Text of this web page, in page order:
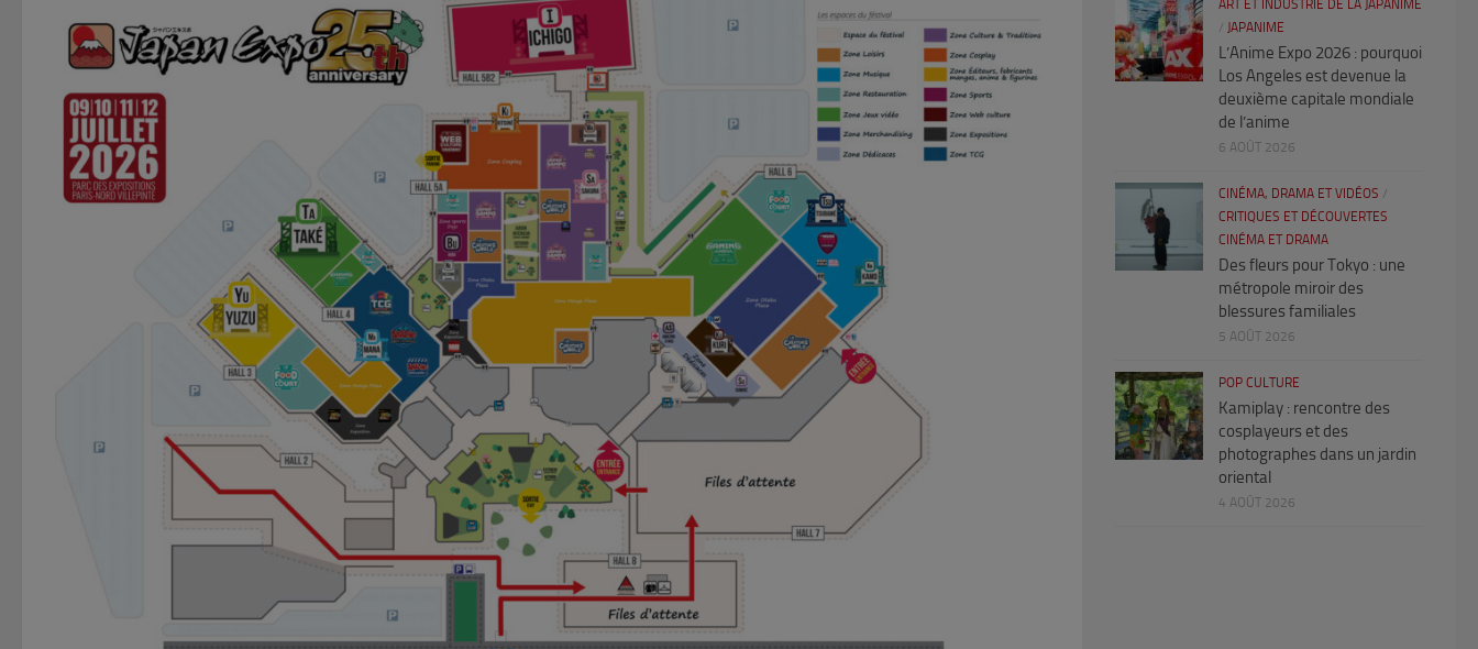
ART ET INDUSTRIE DE LA JAPANIME
/ JAPANIME
L’Anime Expo 2026 : pourquoi
Los Angeles est devenue la
deuxième capitale mondiale
de l’anime
6 AOÛT 2026
CINÉMA, DRAMA ET VIDÉOS /
CRITIQUES ET DÉCOUVERTES
CINÉMA ET DRAMA
Des fleurs pour Tokyo : une
métropole miroir des
blessures familiales
5 AOÛT 2026
POP CULTURE
Kamiplay : rencontre des
cosplayeurs et des
photographes dans un jardin
oriental
4 AOÛT 2026